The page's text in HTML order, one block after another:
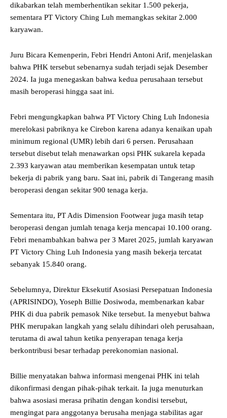
dikabarkan telah memberhentikan sekitar 1.500 pekerja,
sementara PT Victory Ching Luh memangkas sekitar 2.000
karyawan.
Juru Bicara Kemenperin, Febri Hendri Antoni Arif, menjelaskan
bahwa PHK tersebut sebenarnya sudah terjadi sejak Desember
2024. Ia juga menegaskan bahwa kedua perusahaan tersebut
masih beroperasi hingga saat ini.
Febri mengungkapkan bahwa PT Victory Ching Luh Indonesia
merelokasi pabriknya ke Cirebon karena adanya kenaikan upah
minimum regional (UMR) lebih dari 6 persen. Perusahaan
tersebut disebut telah menawarkan opsi PHK sukarela kepada
2.393 karyawan atau memberikan kesempatan untuk tetap
bekerja di pabrik yang baru. Saat ini, pabrik di Tangerang masih
beroperasi dengan sekitar 900 tenaga kerja.
Sementara itu, PT Adis Dimension Footwear juga masih tetap
beroperasi dengan jumlah tenaga kerja mencapai 10.100 orang.
Febri menambahkan bahwa per 3 Maret 2025, jumlah karyawan
PT Victory Ching Luh Indonesia yang masih bekerja tercatat
sebanyak 15.840 orang.
Sebelumnya, Direktur Eksekutif Asosiasi Persepatuan Indonesia
(APRISINDO), Yoseph Billie Dosiwoda, membenarkan kabar
PHK di dua pabrik pemasok Nike tersebut. Ia menyebut bahwa
PHK merupakan langkah yang selalu dihindari oleh perusahaan,
terutama di awal tahun ketika penyerapan tenaga kerja
berkontribusi besar terhadap perekonomian nasional.
Billie menyatakan bahwa informasi mengenai PHK ini telah
dikonfirmasi dengan pihak-pihak terkait. Ia juga menuturkan
bahwa asosiasi merasa prihatin dengan kondisi tersebut,
mengingat para anggotanya berusaha menjaga stabilitas agar